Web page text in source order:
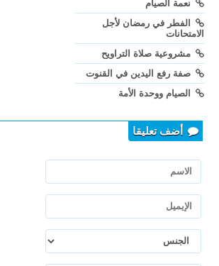
نعمة الصيام
الفطر في رمضان لأجل
الامتحانات
مشروعية صلاة التراويح
صفة رفع اليدين في القنوت
الصيام ووحدة الأمة
أضف تعليقا